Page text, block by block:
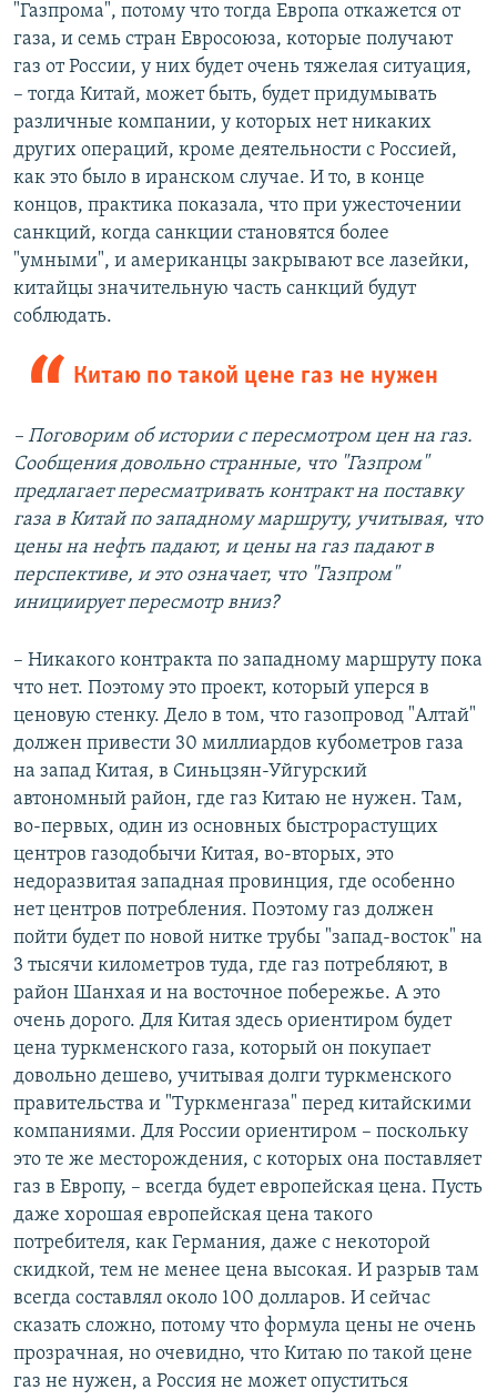
"Газпрома", потому что тогда Европа откажется от
газа, и семь стран Евросоюза, которые получают
газ от России, у них будет очень тяжелая ситуация,
– тогда Китай, может быть, будет придумывать
различные компании, у которых нет никаких
других операций, кроме деятельности с Россией,
как это было в иранском случае. И то, в конце
концов, практика показала, что при ужесточении
санкций, когда санкции становятся более
"умными", и американцы закрывают все лазейки,
китайцы значительную часть санкций будут
соблюдать.
Китаю по такой цене газ не нужен
– Поговорим об истории с пересмотром цен на газ.
Сообщения довольно странные, что "Газпром"
предлагает пересматривать контракт на поставку
газа в Китай по западному маршруту, учитывая, что
цены на нефть падают, и цены на газ падают в
перспективе, и это означает, что "Газпром"
инициирует пересмотр вниз?
– Никакого контракта по западному маршруту пока
что нет. Поэтому это проект, который уперся в
ценовую стенку. Дело в том, что газопровод "Алтай"
должен привести 30 миллиардов кубометров газа
на запад Китая, в Синьцзян-Уйгурский
автономный район, где газ Китаю не нужен. Там,
во-первых, один из основных быстрорастущих
центров газодобычи Китая, во-вторых, это
недоразвитая западная провинция, где особенно
нет центров потребления. Поэтому газ должен
пойти будет по новой нитке трубы "запад-восток" на
3 тысячи километров туда, где газ потребляют, в
район Шанхая и на восточное побережье. А это
очень дорого. Для Китая здесь ориентиром будет
цена туркменского газа, который он покупает
довольно дешево, учитывая долги туркменского
правительства и "Туркменгаза" перед китайскими
компаниями. Для России ориентиром – поскольку
это те же месторождения, с которых она поставляет
газ в Европу, – всегда будет европейская цена. Пусть
даже хорошая европейская цена такого
потребителя, как Германия, даже с некоторой
скидкой, тем не менее цена высокая. И разрыв там
всегда составлял около 100 долларов. И сейчас
сказать сложно, потому что формула цены не очень
прозрачная, но очевидно, что Китаю по такой цене
газ не нужен, а Россия не может опуститься